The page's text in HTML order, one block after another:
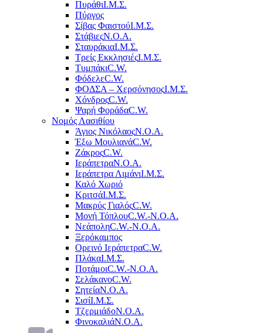
ΠυράθιΙ.Μ.Σ.
Πύργος
Σίβας ΦαιστούΙ.Μ.Σ.
ΣτάβιεςΝ.Ο.Α.
ΣταυράκιαΙ.Μ.Σ.
Τρείς ΕκκλησιέςΙ.Μ.Σ.
ΤυμπάκιC.W.
ΦόδελεC.W.
ΦΟΔΣΑ – ΧερσόνησοςΙ.Μ.Σ.
ΧόνδροςC.W.
Ψαρή ΦοράδαC.W.
Νομός Λασιθίου
Άγιος ΝικόλαοςΝ.Ο.Α.
Έξω ΜουλιανάC.W.
ΖάκροςC.W.
ΙεράπετραΝ.Ο.Α.
Ιεράπετρα ΛιμάνιΙ.Μ.Σ.
Καλό Χωριό
ΚριτσάΙ.Μ.Σ.
Μακρύς ΓιαλόςC.W.
Μονή ΤόπλουC.W.-Ν.Ο.Α.
ΝεάποληC.W.-Ν.Ο.Α.
Ξερόκαμπος
Ορεινό ΙεράπετραC.W.
ΠλάκαΙ.Μ.Σ.
ΠοτάμοιC.W.-Ν.Ο.Α.
ΣελάκανοC.W.
ΣητείαΝ.Ο.Α.
ΣισίΙ.Μ.Σ.
ΤζερμιάδοΝ.Ο.Α.
ΦινοκαλιάΝ.Ο.Α.